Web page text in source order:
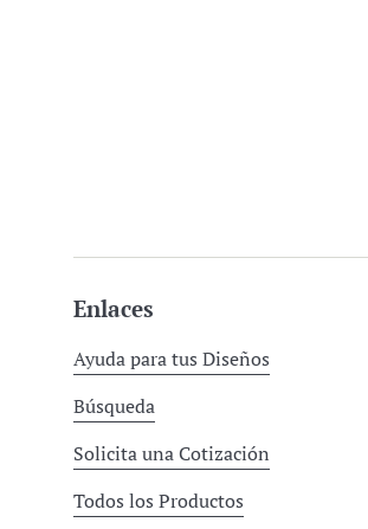
Enlaces
Ayuda para tus Diseños
Búsqueda
Solicita una Cotización
Todos los Productos